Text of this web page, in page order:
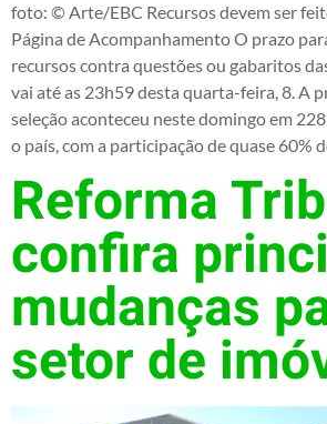
foto: © Arte/EBC Recursos devem ser
Página de Acompanhamento O prazo
recursos contra questões ou gabaritos
vai até as 23h59 desta quarta-feira, 8. A
seleção aconteceu neste domingo em
o país, com a participação de quase 60%
Reforma
confira
mudanças
setor de